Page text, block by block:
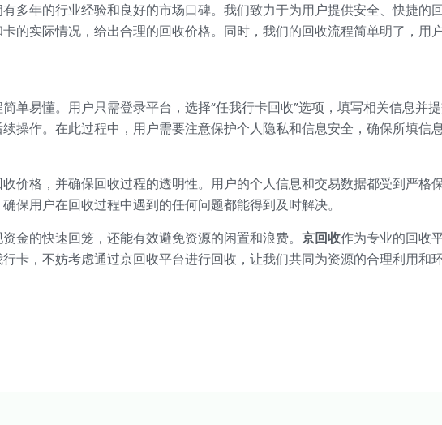
多年的行业经验和良好的市场口碑。我们致力于为用户提供安全、快捷的
的实际情况，给出合理的回收价格。同时，我们的回收流程简单明了，用
单易懂。用户只需登录平台，选择“任我行卡回收”选项，填写相关信息并
操作。在此过程中，用户需要注意保护个人隐私和信息安全，确保所填信息
价格，并确保回收过程的透明性。用户的个人信息和交易数据都受到严格
保用户在回收过程中遇到的任何问题都能得到及时解决。
金的快速回笼，还能有效避免资源的闲置和浪费。 京回收作为专业的回收
卡，不妨考虑通过京回收平台进行回收，让我们共同为资源的合理利用和